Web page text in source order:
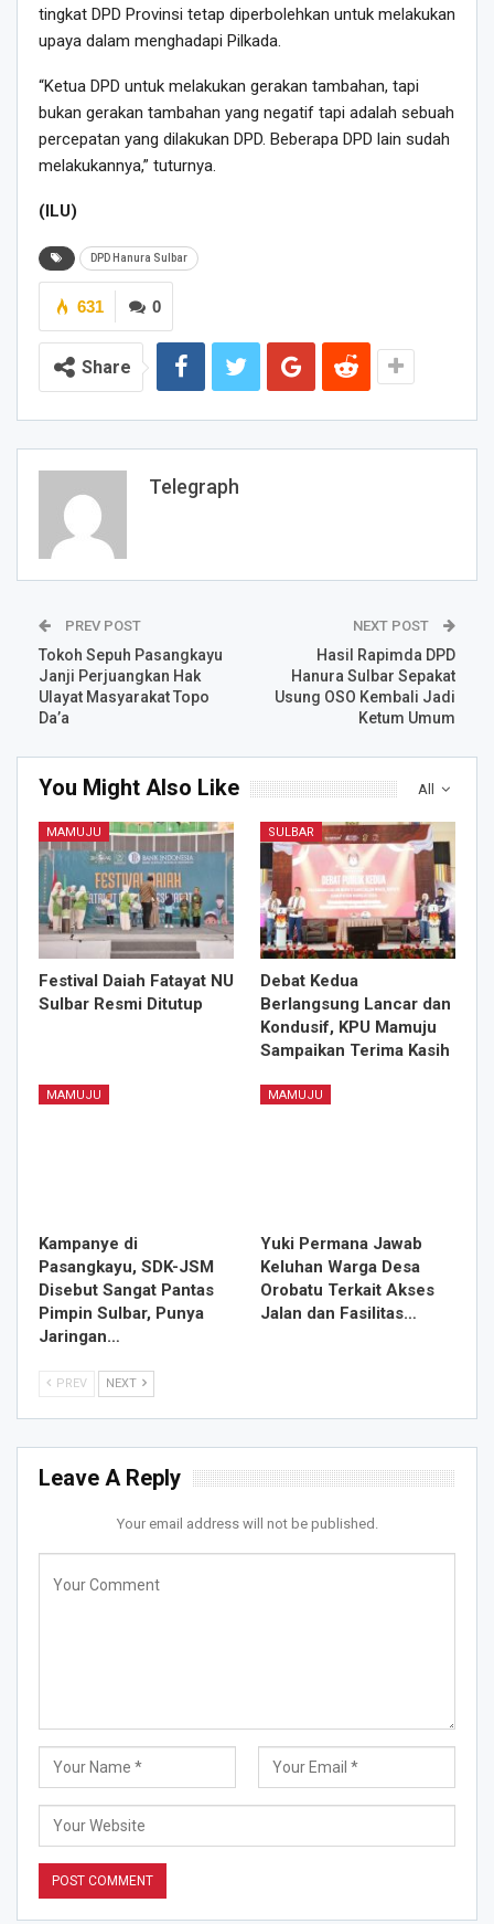
tingkat DPD Provinsi tetap diperbolehkan untuk melakukan
upaya dalam menghadapi Pilkada.
“Ketua DPD untuk melakukan gerakan tambahan, tapi
bukan gerakan tambahan yang negatif tapi adalah sebuah
percepatan yang dilakukan DPD. Beberapa DPD lain sudah
melakukannya,” tuturnya.
(ILU)
DPD Hanura Sulbar
0
631
Share
Telegraph
PREV POST
Tokoh Sepuh Pasangkayu
Janji Perjuangkan Hak
Ulayat Masyarakat Topo
Da’a
NEXT POST
Hasil Rapimda DPD
Hanura Sulbar Sepakat
Usung OSO Kembali Jadi
Ketum Umum
All
You Might Also Like
MAMUJU
Festival Daiah Fatayat NU
Sulbar Resmi Ditutup
SULBAR
Debat Kedua
Berlangsung Lancar dan
Kondusif, KPU Mamuju
Sampaikan Terima Kasih
MAMUJU
Kampanye di
Pasangkayu, SDK-JSM
Disebut Sangat Pantas
Pimpin Sulbar, Punya
Jaringan…
MAMUJU
Yuki Permana Jawab
Keluhan Warga Desa
Orobatu Terkait Akses
Jalan dan Fasilitas…
PREV NEXT
Leave A Reply
Your email address will not be published.